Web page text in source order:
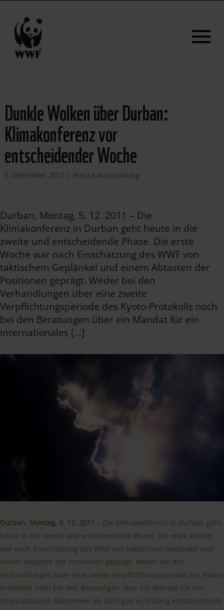
Dunkle Wolken über Durban:
Klimakonferenz vor
entscheidender Woche
5. Dezember 2011 | Presse-Aussendung
Durban, Montag, 5. 12. 2011 – Die
Klimakonferenz in Durban geht heute in die
zweite und entscheidende Phase. Die erste
Woche war nach Einschätzung des WWF von
taktischem Geplänkel und einem Abtasten der
Positionen geprägt. Weder bei den
Verhandlungen über eine zweite
Verpflichtungsperiode des Kyoto-Protokolls noch
bei den Beratungen über ein Mandat für ein
internationales […]
Durban, Montag, 5. 12. 2011 – Die Klimakonferenz in Durban geht
heute in die zweite und entscheidende Phase. Die erste Woche
war nach Einschätzung des WWF von taktischem Geplänkel und
einem Abtasten der Positionen geprägt. Weder bei den
Verhandlungen über eine zweite Verpflichtungsperiode des Kyoto-
Protokolls noch bei den Beratungen über ein Mandat für ein
internationales Abkommen ab 2015 gab es bislang entscheidende